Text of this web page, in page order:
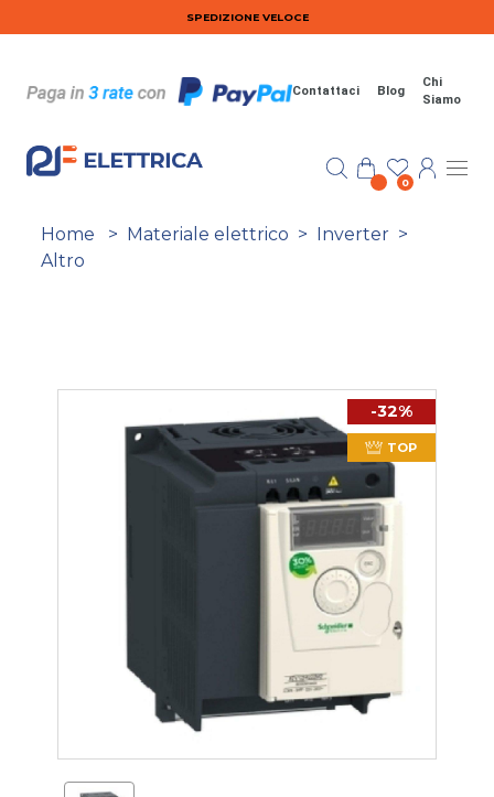
Salta al contenuto principaleSPEDIZIONE VELOCE
Contattaci Blog
Chi
Siamo
0
Home > Materiale elettrico > Inverter >
Altro
-32%
TOP